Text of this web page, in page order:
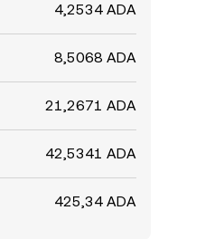
4,2534 ADA
8,5068 ADA
21,2671 ADA
42,5341 ADA
425,34 ADA